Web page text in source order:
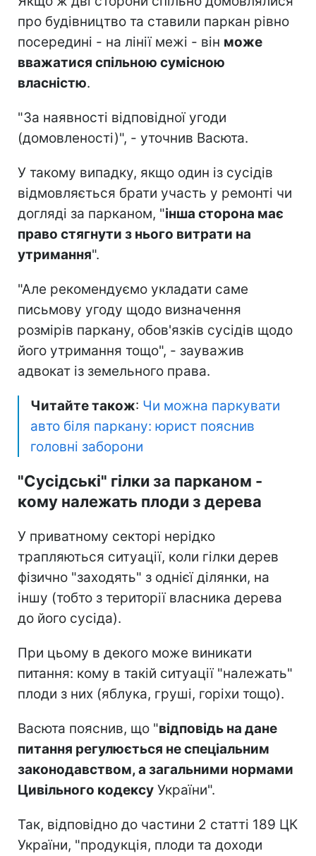
про будівництво та ставили паркан рівно
посередині - на лінії межі - він може
вважатися спільною сумісною
власністю.
"За наявності відповідної угоди
(домовленості)", - уточнив Васюта.
У такому випадку, якщо один із сусідів
відмовляється брати участь у ремонті чи
догляді за парканом, "інша сторона має
право стягнути з нього витрати на
утримання".
"Але рекомендуємо укладати саме
письмову угоду щодо визначення
розмірів паркану, обов'язків сусідів щодо
його утримання тощо", - зауважив
адвокат із земельного права.
Читайте також: Чи можна паркувати
авто біля паркану: юрист пояснив
головні заборони
"Сусідські" гілки за парканом -
кому належать плоди з дерева
У приватному секторі нерідко
трапляються ситуації, коли гілки дерев
фізично "заходять" з однієї ділянки, на
іншу (тобто з території власника дерева
до його сусіда).
При цьому в декого може виникати
питання: кому в такій ситуації "належать"
плоди з них (яблука, груші, горіхи тощо).
Васюта пояснив, що "відповідь на дане
питання регулюється не спеціальним
законодавством, а загальними нормами
Цивільного кодексу України".
Так, відповідно до частини 2 статті 189 ЦК
України, "продукція, плоди та доходи